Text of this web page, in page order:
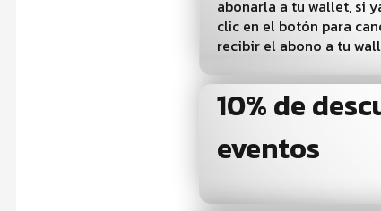
abonarla a tu wallet, si
clic en el botón para
recibir el abono a tu
10% de
eventos